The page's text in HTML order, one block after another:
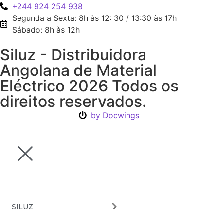
+244 924 254 938
Segunda a Sexta: 8h às 12: 30 / 13:30 às 17h
Sábado: 8h às 12h
Siluz - Distribuidora
Angolana de Material
Eléctrico 2026 Todos os
direitos reservados.
by Docwings
SILUZ